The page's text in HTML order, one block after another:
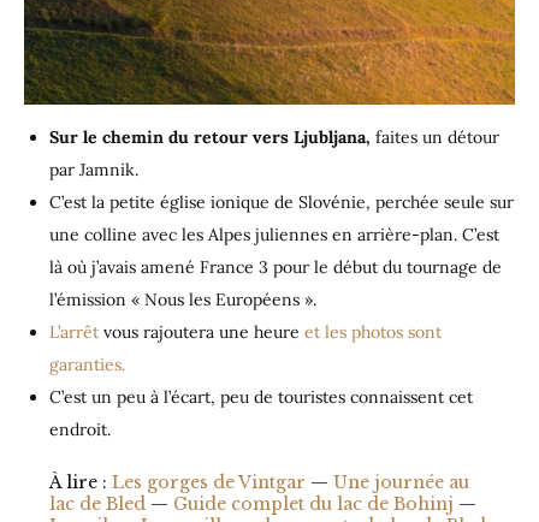
Sur le chemin du retour vers Ljubljana, faites un détour
par Jamnik.
C’est la petite église ionique de Slovénie, perchée seule sur
une colline avec les Alpes juliennes en arrière-plan. C’est
là où j’avais amené France 3 pour le début du tournage de
l’émission « Nous les Européens ».
L’arrêt vous rajoutera une heure et les photos sont
garanties.
C’est un peu à l’écart, peu de touristes connaissent cet
endroit.
À lire : Les gorges de Vintgar — Une journée au
lac de Bled — Guide complet du lac de Bohinj —